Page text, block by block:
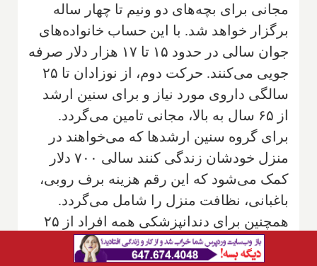
مجانی برای بچه‌های دو ونیم تا چهار ساله
برگزار خواهد شد. با این حساب خانواده‌های
جوان سالی در حدود ۱۵ تا ۱۷ هزار دلار صرفه
جویی می‌کنند. حرکت دوم، از نوزادان تا ۲۵
سالگی داروی مورد نیاز و برای سنین ارشد
از ۶۵ سال به بالا، مجانی تامین می‌گردد.
برای گروه سنین ارشد‌ها که می‌خواهند در
منزل خودشان زندگی کنند سالی ۷۰۰ دلار
کمک می‌شود که این رقم هزینه برف روبی،
باغبانی، نظافت منزل را شامل می‌گردد.
همچنین برای دندانپزشکی همه افراد از ۲۵
سال به بالا که دارای بیمه محل کار نیستند،